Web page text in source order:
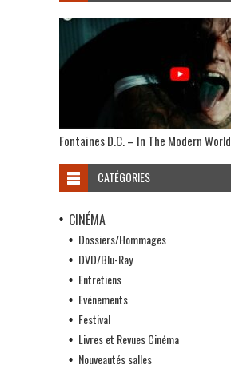
Fontaines D.C. – In The Modern World
CATÉGORIES
CINÉMA
Dossiers/Hommages
DVD/Blu-Ray
Entretiens
Evénements
Festival
Livres et Revues Cinéma
Nouveautés salles